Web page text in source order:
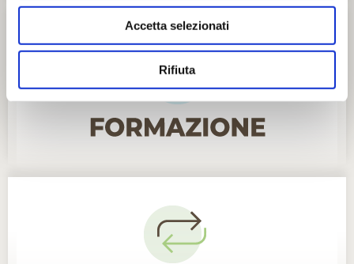
Accetta selezionati
Rifiuta